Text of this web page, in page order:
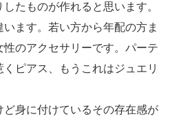
たものが作れると思います。
ます。若い方から年配の方ま
のアクセサリーです。パーテ
ピアス、もうこれはジュエリ
身に付けているその存在感が